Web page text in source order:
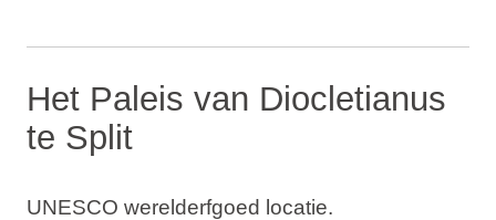
Het Paleis van Diocletianus
te Split
UNESCO werelderfgoed locatie.